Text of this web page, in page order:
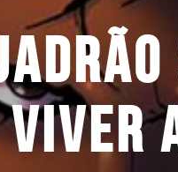
VIVER